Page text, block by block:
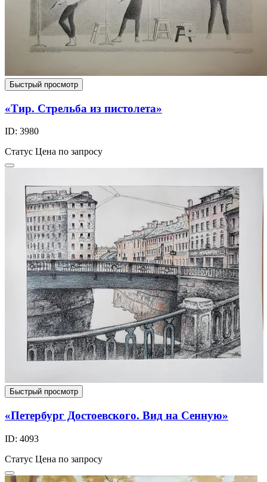
Быстрый просмотр
«Тир. Стрельба из пистолета»
ID: 3980
Статус Цена по запросу
Быстрый просмотр
«Петербург Достоевского. Вид на Сенную»
ID: 4093
Статус Цена по запросу